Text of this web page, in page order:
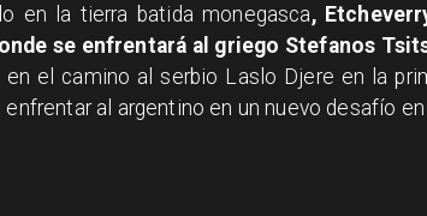
en la tierra batida monegasca,
se enfrentará al griego Stefanos
en el camino al serbio Laslo Djere en la
enfrentar al argentino en un nuevo desafío